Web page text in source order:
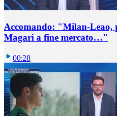
Accomando: "Milan-Leao,
Magari a fine mercato…"
00:28